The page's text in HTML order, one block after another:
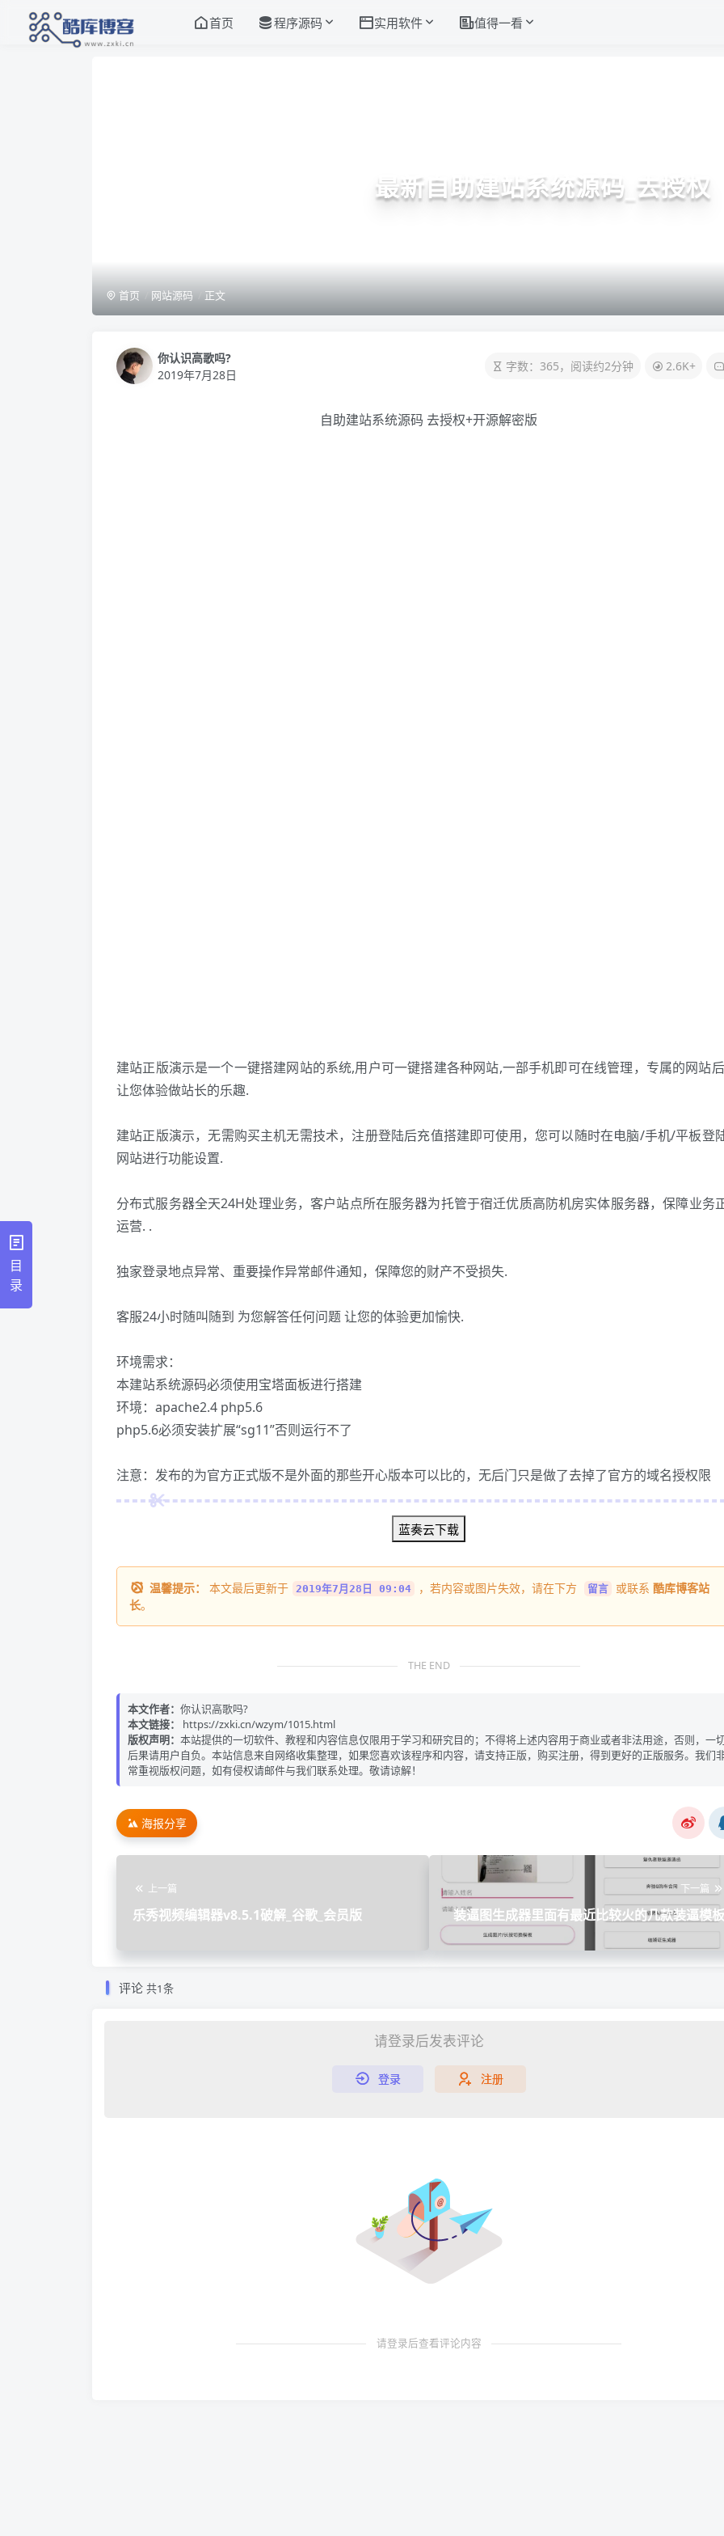
首页 程序源码 实用软件 值得一看
最新自助建站系统源码_去授权
首页 网站源码 正文
你认识高歌吗?
2019年7月28日
字数：365，阅读约2分钟 2.6K+
自助建站系统源码 去授权+开源解密版
建站正版演示是一个一键搭建网站的系统,用户可一键搭建各种网站,一部手机即可在线管理，专属的网站
让您体验做站长的乐趣.
建站正版演示，无需购买主机无需技术，注册登陆后充值搭建即可使用，您可以随时在电脑/手机/平板登
网站进行功能设置.
分布式服务器全天24H处理业务，客户站点所在服务器为托管于宿迁优质高防机房实体服务器，保障业务
运营. .
独家登录地点异常、重要操作异常邮件通知，保障您的财产不受损失.
客服24小时随叫随到 为您解答任何问题 让您的体验更加愉快.
环境需求：
本建站系统源码必须使用宝塔面板进行搭建
环境：apache2.4 php5.6
php5.6必须安装扩展“sg11”否则运行不了
注意：发布的为官方正式版不是外面的那些开心版本可以比的，无后门只是做了去掉了官方的域名授权限
蓝奏云下载
温馨提示： 本文最后更新于 2019年7月28日 09:04 ，若内容或图片失效，请在下方 留言 或联系 酷库博客站
长。
THE END
本文作者： 你认识高歌吗?
本文链接：
https://zxki.cn/wzym/1015.html
版权声明： 本站提供的一切软件、教程和内容信息仅限用于学习和研究目的；不得将上述内容用于商业或者非法用途，否则，一
后果请用户自负。本站信息来自网络收集整理，如果您喜欢该程序和内容，请支持正版，购买注册，得到更好的正版服务。我们
常重视版权问题，如有侵权请邮件与我们联系处理。敬请谅解！
海报分享
上一篇
乐秀视频编辑器v8.5.1破解_谷歌_会员版
下一篇
装逼图生成器里面有最近比较火的几款装逼模板
评论 共1条
请登录后发表评论
登录 注册
请登录后查看评论内容
目
录